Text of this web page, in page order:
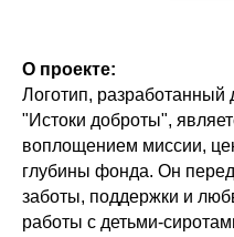
О проекте:
Логотип, разработанный
"Истоки доброты",
воплощением миссии,
глубины фонда. Он
заботы, поддержки и
работы с детьми-